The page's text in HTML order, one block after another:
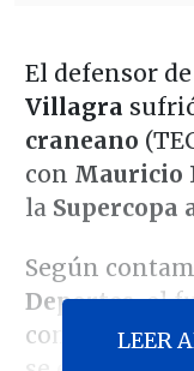
El defensor de
Villagra
craneano
con Mauricio
la Supercopa
Según
Deportes,el
LEER